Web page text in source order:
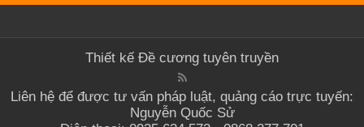
Thiết kế Đề cương tuyên truyền
Liên hệ để được tư vấn pháp luật, quảng cáo trực tuyến:
Nguyễn Quốc Sử